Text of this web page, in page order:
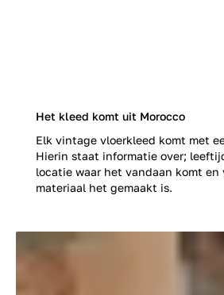
Het kleed komt uit Morocco
Elk vintage vloerkleed komt met
Hierin staat informatie over;
locatie waar het vandaan komt en
materiaal het gemaakt is.